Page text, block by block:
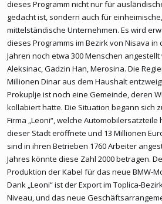
dieses Programm nicht nur für
gedacht ist, sondern auch für
mittelständische Unternehmen. Es wird
dieses Programms im Bezirk von Nisava
Jahren noch etwa 300 Menschen
Aleksinac, Gadzin Han, Merosina. Die
Millionen Dinar aus dem Haushalt
Prokuplje ist noch eine Gemeinde, deren
kollabiert hatte. Die Situation begann sich
Firma „Leoni“, welche
dieser Stadt eröffnete und 13 Millionen
sind in ihren Betrieben 1760 Arbeiter
Jahres könnte diese Zahl 2000 betragen.
Produktion der Kabel für das neue BMW-
Dank „Leoni“ ist der Export im Toplica-
Niveau, und das neue